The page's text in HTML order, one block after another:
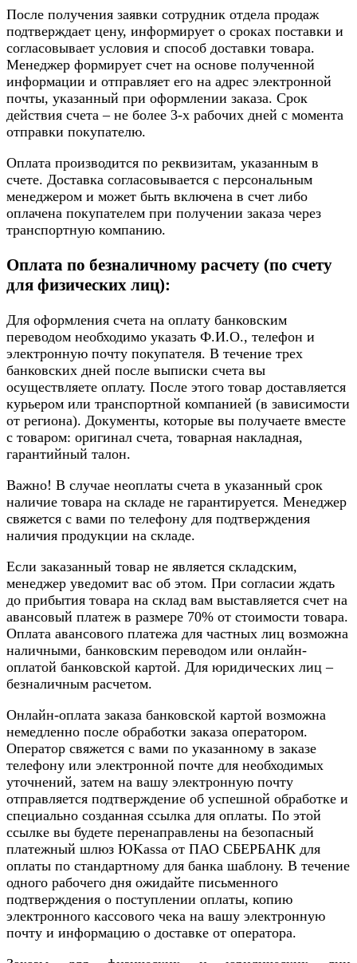
После получения заявки сотрудник отдела продаж
подтверждает цену, информирует о сроках поставки и
согласовывает условия и способ доставки товара.
Менеджер формирует счет на основе полученной
информации и отправляет его на адрес электронной
почты, указанный при оформлении заказа. Срок
действия счета – не более 3-х рабочих дней с момента
отправки покупателю.
Оплата производится по реквизитам, указанным в
счете. Доставка согласовывается с персональным
менеджером и может быть включена в счет либо
оплачена покупателем при получении заказа через
транспортную компанию.
Оплата по безналичному расчету (по счету
для физических лиц):
Для оформления счета на оплату банковским
переводом необходимо указать Ф.И.О., телефон и
электронную почту покупателя. В течение трех
банковских дней после выписки счета вы
осуществляете оплату. После этого товар доставляется
курьером или транспортной компанией (в зависимости
от региона). Документы, которые вы получаете вместе
с товаром: оригинал счета, товарная накладная,
гарантийный талон.
Важно! В случае неоплаты счета в указанный срок
наличие товара на складе не гарантируется. Менеджер
свяжется с вами по телефону для подтверждения
наличия продукции на складе.
Если заказанный товар не является складским,
менеджер уведомит вас об этом. При согласии ждать
до прибытия товара на склад вам выставляется счет на
авансовый платеж в размере 70% от стоимости товара.
Оплата авансового платежа для частных лиц возможна
наличными, банковским переводом или онлайн-
оплатой банковской картой. Для юридических лиц –
безналичным расчетом.
Онлайн-оплата заказа банковской картой возможна
немедленно после обработки заказа оператором.
Оператор свяжется с вами по указанному в заказе
телефону или электронной почте для необходимых
уточнений, затем на вашу электронную почту
отправляется подтверждение об успешной обработке и
специально созданная ссылка для оплаты. По этой
ссылке вы будете перенаправлены на безопасный
платежный шлюз ЮKassa от ПАО СБЕРБАНК для
оплаты по стандартному для банка шаблону. В течение
одного рабочего дня ожидайте письменного
подтверждения о поступлении оплаты, копию
электронного кассового чека на вашу электронную
почту и информацию о доставке от оператора.